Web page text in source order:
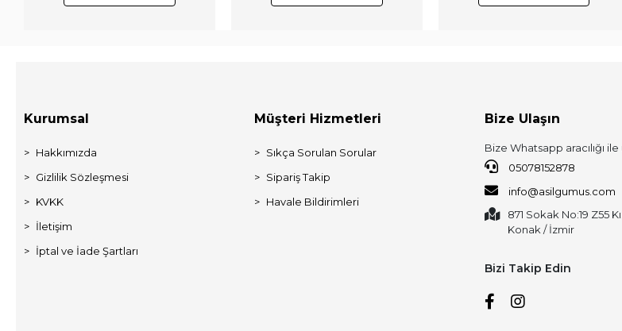
Kurumsal
Hakkımızda
Gizlilik Sözleşmesi
KVKK
İletişim
İptal ve İade Şartları
Müşteri Hizmetleri
Sıkça Sorulan Sorular
Sipariş Takip
Havale Bildirimleri
Bize Ulaşın
Bize Whatsapp aracılığı
05078152878
info@asilgumus.com
871 Sokak No:19 Z55
Konak / İzmir
Bizi Takip Edin